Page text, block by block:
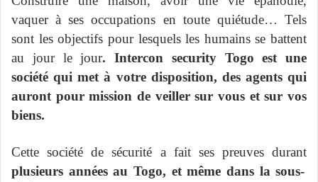
vaquer à ses occupations en toute quiétude… Tels
sont les objectifs pour lesquels les humains se battent
au jour le jour. Intercon security Togo est une
société qui met à votre disposition, des agents qui
auront pour mission de veiller sur vous et sur vos
biens.
Cette société de sécurité a fait ses preuves durant
plusieurs années au Togo, et même dans la sous-